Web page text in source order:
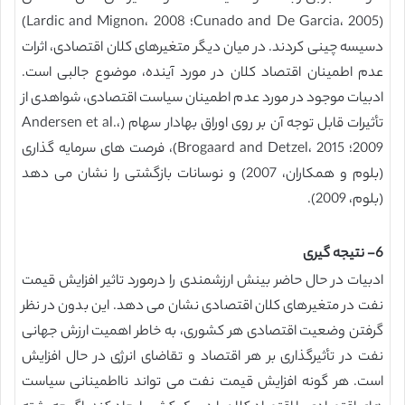
(Cunado and De Garcia، 2005؛ Lardic and Mignon، 2008)
دسیسه چینی کردند. در میان دیگر متغیرهای کلان اقتصادی، اثرات
عدم اطمینان اقتصاد کلان در مورد آینده، موضوع جالبی است.
ادبیات موجود در مورد عدم اطمینان سیاست اقتصادی، شواهدی از
تأثیرات قابل توجه آن بر روی اوراق بهادار سهام (Andersen et al.،
2009؛ Brogaard and Detzel، 2015)، فرصت های سرمایه گذاری
(بلوم و همکاران، 2007) و نوسانات بازگشتی را نشان می دهد
(بلوم، 2009).
6- نتیجه گیری
ادبیات در حال حاضر بینش ارزشمندی را درمورد تاثیر افزایش قیمت
نفت در متغیرهای کلان اقتصادی نشان می دهد. این بدون در نظر
گرفتن وضعیت اقتصادی هر کشوری، به خاطر اهمیت ارزش جهانی
نفت در تأثیرگذاری بر هر اقتصاد و تقاضای انرژی در حال افزایش
است. هر گونه افزایش قیمت نفت می تواند نااطمینانی سیاست